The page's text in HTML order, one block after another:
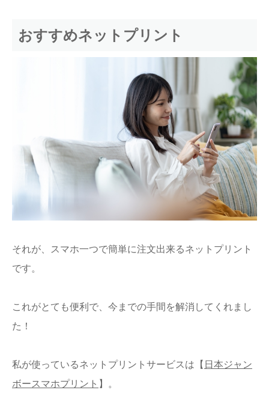
おすすめネットプリント
それが、スマホ一つで簡単に注文出来るネットプリント
です。
これがとても便利で、今までの手間を解消してくれまし
た！
私が使っているネットプリントサービスは【 日本ジャン
ボースマホプリント 】。